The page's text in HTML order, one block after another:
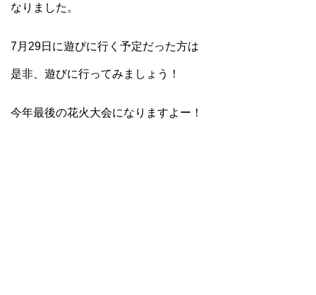
なりました。
7月29日に遊びに行く予定だった方は
是非、遊びに行ってみましょう！
今年最後の花火大会になりますよー！